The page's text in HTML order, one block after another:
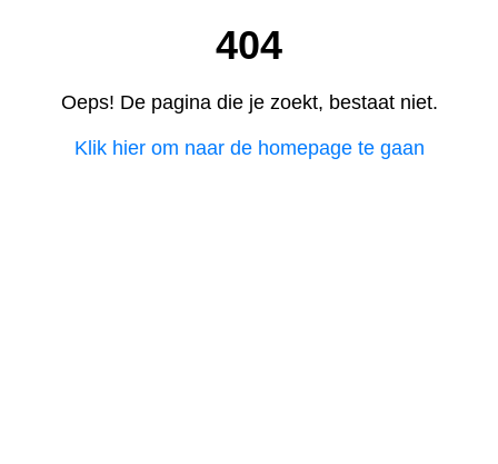
404
Oeps! De pagina die je zoekt, bestaat niet.
Klik hier om naar de homepage te gaan